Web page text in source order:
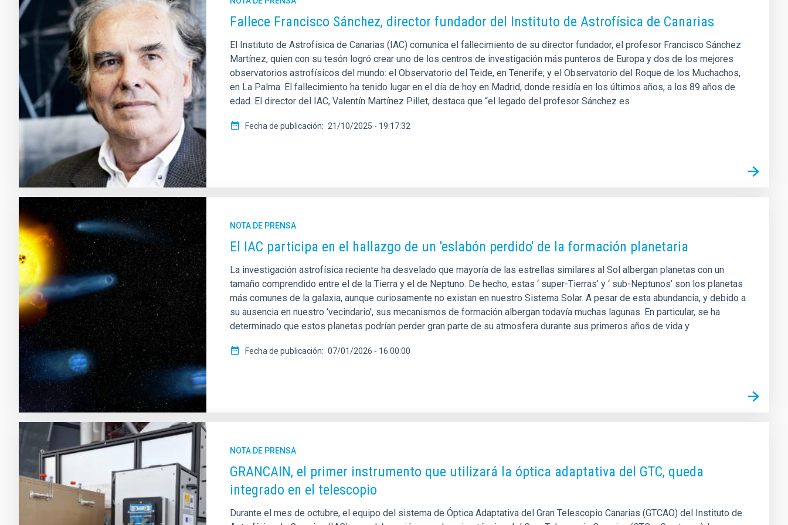
Fallece Francisco Sánchez, director fundador del Instituto de Astrofísica de Canarias
El Instituto de Astrofísica de Canarias (IAC) comunica el fallecimiento de su director fundador, el profesor Francisco Sánchez
Martínez, quien con su tesón logró crear uno de los centros de investigación más punteros de Europa y dos de los mejores
observatorios astrofísicos del mundo: el Observatorio del Teide, en Tenerife; y el Observatorio del Roque de los Muchachos,
en La Palma. El fallecimiento ha tenido lugar en el día de hoy en Madrid, donde residía en los últimos años, a los 89 años de
edad. El director del IAC, Valentín Martínez Pillet, destaca que “el legado del profesor Sánchez es
Fecha de publicación 21/10/2025 - 19:17:32
NOTA DE PRENSA
El IAC participa en el hallazgo de un 'eslabón perdido' de la formación planetaria
La investigación astrofísica reciente ha desvelado que mayoría de las estrellas similares al Sol albergan planetas con un
tamaño comprendido entre el de la Tierra y el de Neptuno. De hecho, estas ‘ super-Tierras’ y ‘ sub-Neptunos’ son los planetas
más comunes de la galaxia, aunque curiosamente no existan en nuestro Sistema Solar. A pesar de esta abundancia, y debido a
su ausencia en nuestro ‘vecindario’, sus mecanismos de formación albergan todavía muchas lagunas. En particular, se ha
determinado que estos planetas podrían perder gran parte de su atmosfera durante sus primeros años de vida y
Fecha de publicación 07/01/2026 - 16:00:00
NOTA DE PRENSA
GRANCAIN, el primer instrumento que utilizará la óptica adaptativa del GTC, queda
integrado en el telescopio
Durante el mes de octubre, el equipo del sistema de Óptica Adaptativa del Gran Telescopio Canarias (GTCAO) del Instituto de